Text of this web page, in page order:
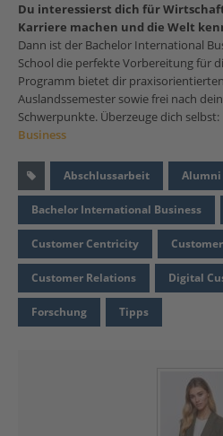
Du interessierst dich für
Karriere machen und die Welt
Dann ist der Bachelor International
School die perfekte Vorbereitung für
Programm bietet dir
Auslandssemester sowie frei nach
Schwerpunkte. Überzeuge dich selbst:
Business
Abschlussarbeit Alumni
Bachelor International Business
Customer Centricity
Customer Relations Digital
Forschung Tipps